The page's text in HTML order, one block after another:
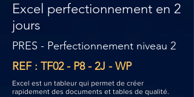
Excel perfectionnement en 2
jours
PRES - Perfectionnement niveau 2
REF : TF02 - P8 - 2J - WP
Excel est un tableur qui permet de créer
rapidement des documents et tables de qualité.